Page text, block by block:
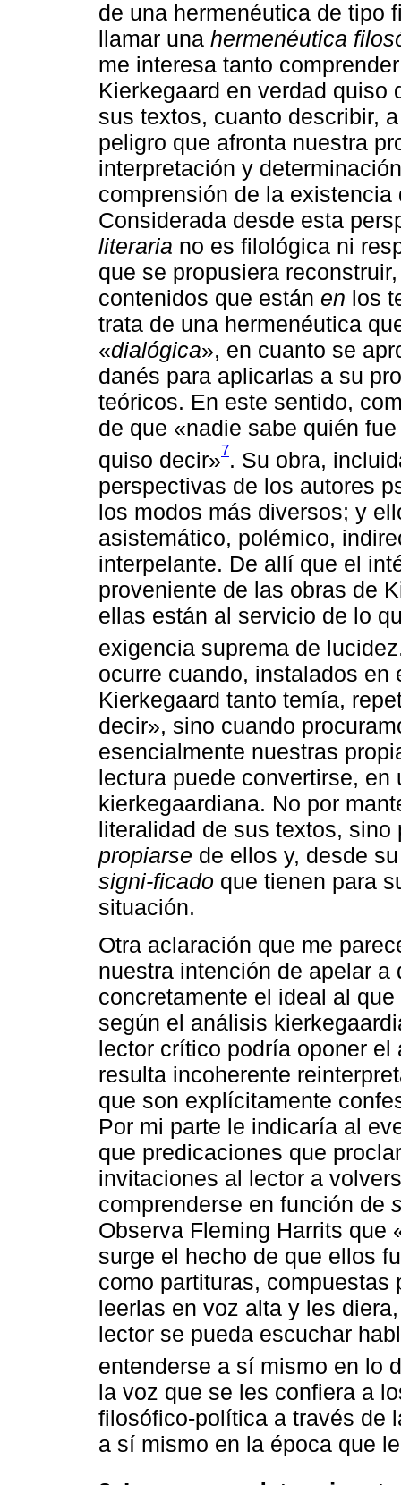
de una hermenéutica de tipo
llamar una hermenéutica
me interesa tanto
Kierkegaard en verdad quiso
sus textos, cuanto describir,
peligro que afronta nuestra
interpretación y
comprensión de la
Considerada desde esta
literaria no es filológica ni
que se propusiera
contenidos que están en los
trata de una hermenéutica
«dialógica», en cuanto se
danés para aplicarlas a su
teóricos. En este sentido,
de que «nadie sabe quién
quiso decir»7. Su obra,
perspectivas de los autores
los modos más diversos; y
asistemático, polémico,
interpelante. De allí que el
proveniente de las obras de
ellas están al servicio de lo
exigencia suprema de
ocurre cuando, instalados en
Kierkegaard tanto temía,
decir», sino cuando
esencialmente nuestras
lectura puede convertirse,
kierkegaardiana. No por
literalidad de sus textos,
propiarse de ellos y, desde
signi-ficado que tienen para
situación.
Otra aclaración que me
nuestra intención de apelar
concretamente el ideal al
según el análisis
lector crítico podría oponer
resulta incoherente
que son explícitamente
Por mi parte le indicaría al
que predicaciones que
invitaciones al lector a
comprenderse en función de
Observa Fleming Harrits que
surge el hecho de que ellos
como partituras,
leerlas en voz alta y les
lector se pueda escuchar
entenderse a sí mismo en lo
la voz que se les confiera a
filosófico-política a través de
a sí mismo en la época que